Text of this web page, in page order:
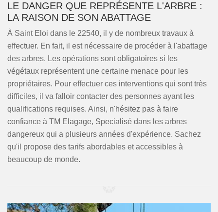
LE DANGER QUE REPRÉSENTE L'ARBRE :
LA RAISON DE SON ABATTAGE
À Saint Eloi dans le 22540, il y de nombreux travaux à
effectuer. En fait, il est nécessaire de procéder à l'abattage
des arbres. Les opérations sont obligatoires si les
végétaux représentent une certaine menace pour les
propriétaires. Pour effectuer ces interventions qui sont très
difficiles, il va falloir contacter des personnes ayant les
qualifications requises. Ainsi, n'hésitez pas à faire
confiance à TM Elagage, Specialisé dans les arbres
dangereux qui a plusieurs années d'expérience. Sachez
qu'il propose des tarifs abordables et accessibles à
beaucoup de monde.